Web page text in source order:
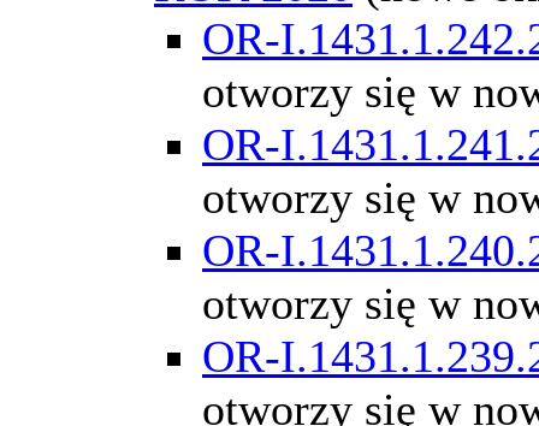
OR-
otworzy się w
OR-
otworzy się w
OR-
otworzy się w
OR-
otworzy się w